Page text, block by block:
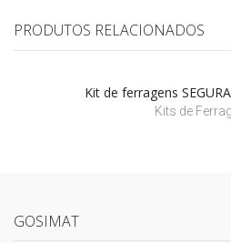
PRODUTOS RELACIONADOS
Kit de ferragens
Kits de
GOSIMAT